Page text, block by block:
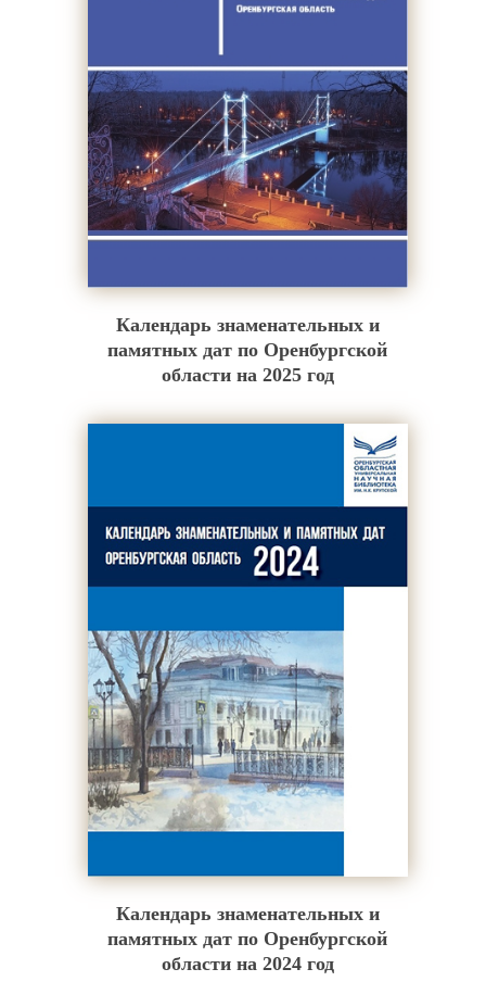
Календарь знаменательных и
памятных дат по Оренбургской
области на 2025 год
Календарь знаменательных и
памятных дат по Оренбургской
области на 2024 год